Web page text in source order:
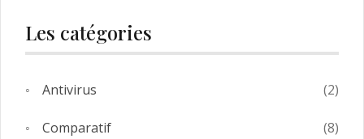
Les catégories
Antivirus (2)
Comparatif (8)